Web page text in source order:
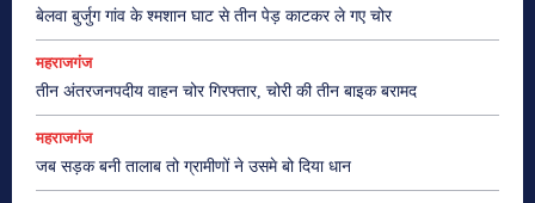
बेलवा बुर्जुग गांव के श्मशान घाट से तीन पेड़ काटकर ले गए चोर
महराजगंज
तीन अंतरजनपदीय वाहन चोर गिरफ्तार, चोरी की तीन बाइक बरामद
महराजगंज
जब सड़क बनी तालाब तो ग्रामीणों ने उसमे बो दिया धान